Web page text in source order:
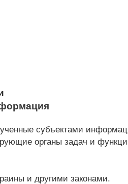
субъектами
органы задач и
и другими законами.